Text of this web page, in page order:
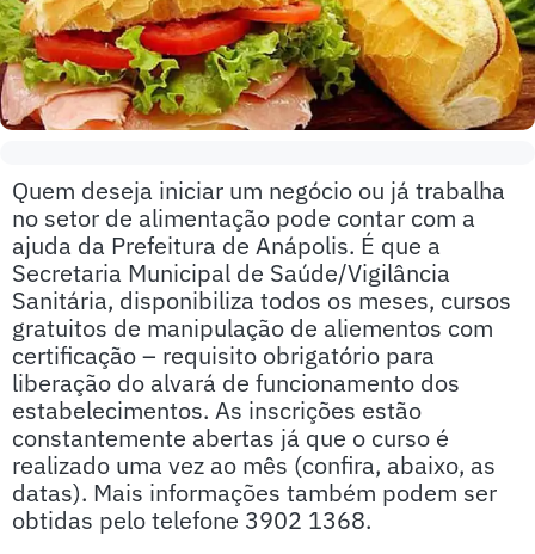
Quem deseja iniciar um negócio ou já trabalha
no setor de alimentação pode contar com a
ajuda da Prefeitura de Anápolis. É que a
Secretaria Municipal de Saúde/Vigilância
Sanitária, disponibiliza todos os meses, cursos
gratuitos de manipulação de aliementos com
certificação – requisito obrigatório para
liberação do alvará de funcionamento dos
estabelecimentos. As inscrições estão
constantemente abertas já que o curso é
realizado uma vez ao mês (confira, abaixo, as
datas). Mais informações também podem ser
obtidas pelo telefone 3902 1368.